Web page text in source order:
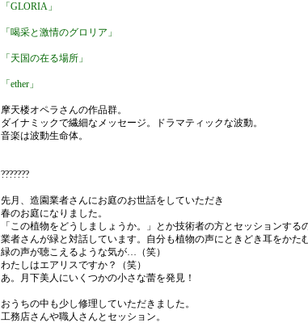
「GLORIA」
「喝采と激情のグロリア」
「天国の在る場所」
「ether」
摩天楼オペラさんの作品群。
ダイナミックで繊細なメッセージ。ドラマティックな波動。
音楽は波動生命体。
???????
先月、造園業者さんにお庭のお世話をしていただき
春のお庭になりました。
「この植物をどうしましょうか。」とか技術者の方とセッションする
業者さんが緑と対話しています。自分も植物の声にときどき耳をかた
緑の声が聴こえるような気が…（笑）
わたしはエアリスですか？（笑）
あ。月下美人にいくつかの小さな蕾を発見！
おうちの中も少し修理していただきました。
工務店さんや職人さんとセッション。